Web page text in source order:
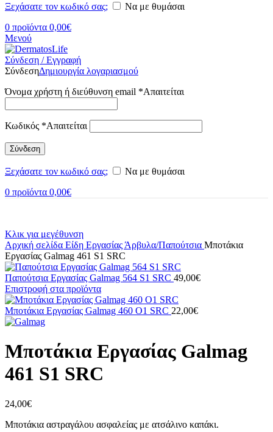
Ξεχάσατε τον κωδικό σας;
Να με θυμάσαι
0 προϊόντα 0,00€
Μενού
Σύνδεση / Εγγραφή
ΣύνδεσηΔημιουργία λογαριασμού
Όνομα χρήστη ή διεύθυνση email *Απαιτείται
Κωδικός *Απαιτείται
Σύνδεση
Ξεχάσατε τον κωδικό σας;
Να με θυμάσαι
0 προϊόντα 0,00€
Κλικ για μεγέθυνση
Αρχική σελίδα Είδη Εργασίας Άρβυλα/Παπούτσια Μποτάκια
Εργασίας Galmag 461 S1 SRC
Παπούτσια Εργασίας Galmag 564 S1 SRC 49,00€
Επιστροφή στα προϊόντα
Μποτάκια Εργασίας Galmag 460 O1 SRC 22,00€
Μποτάκια Εργασίας Galmag
461 S1 SRC
24,00€
Μποτάκια αστραγάλου ασφαλείας με ατσάλινο καπάκι.